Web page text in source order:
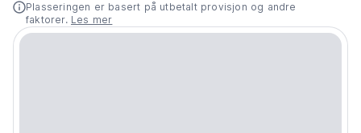
Plasseringen er basert på utbetalt provisjon og andre
faktorer. Les mer